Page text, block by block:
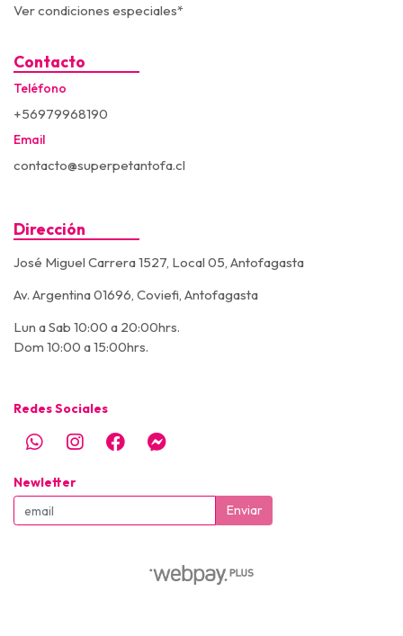
Ver condiciones especiales*
Contacto
Teléfono
+56979968190
Email
contacto@superpetantofa.cl
Dirección
José Miguel Carrera 1527, Local 05, Antofagasta
Av. Argentina 01696, Coviefi, Antofagasta
Lun a Sab 10:00 a 20:00hrs.
Dom 10:00 a 15:00hrs.
Redes Sociales
Newletter
Enviar